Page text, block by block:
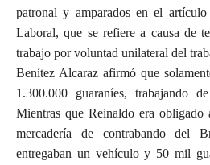
patronal y amparados en el
Laboral, que se refiere a causa de
trabajo por voluntad unilateral del
Benítez Alcaraz afirmó que
1.300.000 guaraníes, trabajando
Mientras que Reinaldo era
mercadería de contrabando del
entregaban un vehículo y 50 mil